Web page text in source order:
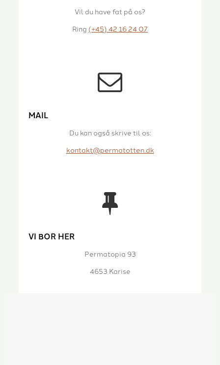
Vil du have fat på os?
Ring (+45) 42 16 24 07
MAIL
Du kan også skrive til os:
kontakt@permatotten.dk
VI BOR HER
Permatopia 93
4653 Karise